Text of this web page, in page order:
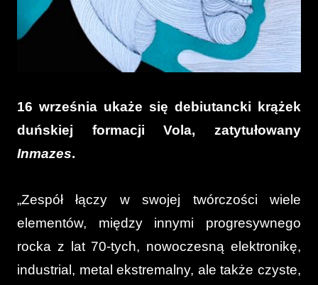
16 września ukaże się debiutancki krążek
duńskiej formacji Vola, zatytułowany
Inmazes.
„Zespół łączy w swojej twórczości wiele
elementów, między innymi progresywnego
rocka z lat 70-tych, nowoczesną elektronikę,
industrial, metal ekstremalny, ale także czyste,